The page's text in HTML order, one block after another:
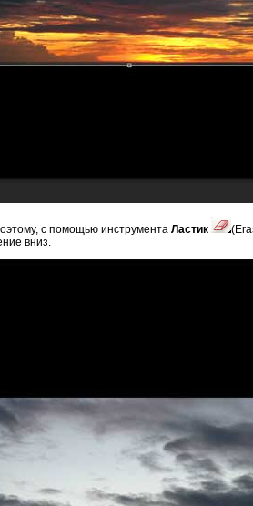
с помощью инструмента Ластик
вниз.